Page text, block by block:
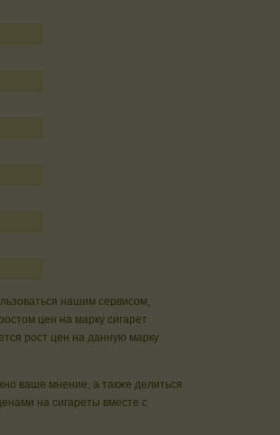
нашим сервисом,
цен на марку сигарет
рост цен на данную марку
ваше мнение, а также делиться
на сигареты вместе с